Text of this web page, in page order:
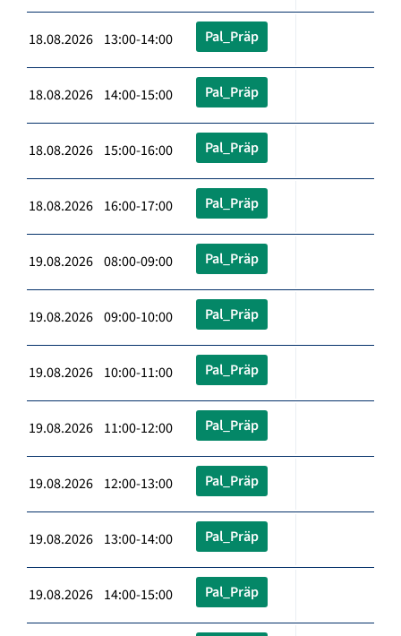
18.08.2026 13:00-14:00 Pal_Präp
18.08.2026 14:00-15:00 Pal_Präp
18.08.2026 15:00-16:00 Pal_Präp
18.08.2026 16:00-17:00 Pal_Präp
19.08.2026 08:00-09:00 Pal_Präp
19.08.2026 09:00-10:00 Pal_Präp
19.08.2026 10:00-11:00 Pal_Präp
19.08.2026 11:00-12:00 Pal_Präp
19.08.2026 12:00-13:00 Pal_Präp
19.08.2026 13:00-14:00 Pal_Präp
19.08.2026 14:00-15:00 Pal_Präp